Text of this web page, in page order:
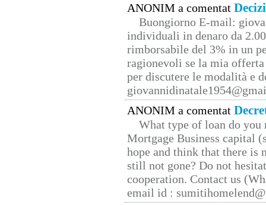
ANONIM a comentat
Buongiorno E-mail:
individuali in denaro da
rimborsabile del 3% in un
ragionevoli se la mia
per discutere le modalità e
ANONIM a comentat
What type of loan do you
Mortgage Business capital
hope and think that there is
still not gone? Do not
cooperation. Contact us
email id :